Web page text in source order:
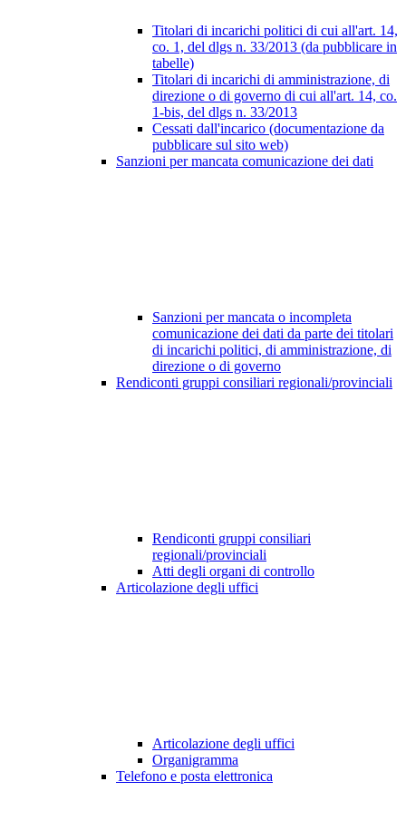
Titolari di incarichi politici di cui all'art. 14,
co. 1, del dlgs n. 33/2013 (da pubblicare in
tabelle)
Titolari di incarichi di amministrazione, di
direzione o di governo di cui all'art. 14, co.
1-bis, del dlgs n. 33/2013
Cessati dall'incarico (documentazione da
pubblicare sul sito web)
Sanzioni per mancata comunicazione dei dati
Sanzioni per mancata o incompleta
comunicazione dei dati da parte dei titolari
di incarichi politici, di amministrazione, di
direzione o di governo
Rendiconti gruppi consiliari regionali/provinciali
Rendiconti gruppi consiliari
regionali/provinciali
Atti degli organi di controllo
Articolazione degli uffici
Articolazione degli uffici
Organigramma
Telefono e posta elettronica